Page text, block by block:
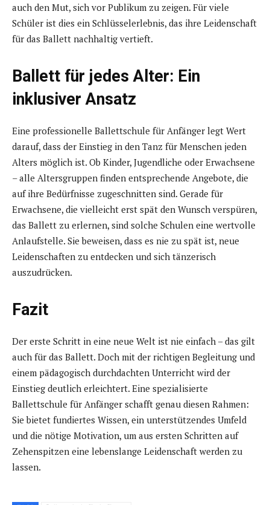
auch den Mut, sich vor Publikum zu zeigen. Für viele
Schüler ist dies ein Schlüsselerlebnis, das ihre Leidenschaft
für das Ballett nachhaltig vertieft.
Ballett für jedes Alter: Ein
inklusiver Ansatz
Eine professionelle Ballettschule für Anfänger legt Wert
darauf, dass der Einstieg in den Tanz für Menschen jeden
Alters möglich ist. Ob Kinder, Jugendliche oder Erwachsene
– alle Altersgruppen finden entsprechende Angebote, die
auf ihre Bedürfnisse zugeschnitten sind. Gerade für
Erwachsene, die vielleicht erst spät den Wunsch verspüren,
das Ballett zu erlernen, sind solche Schulen eine wertvolle
Anlaufstelle. Sie beweisen, dass es nie zu spät ist, neue
Leidenschaften zu entdecken und sich tänzerisch
auszudrücken.
Fazit
Der erste Schritt in eine neue Welt ist nie einfach – das gilt
auch für das Ballett. Doch mit der richtigen Begleitung und
einem pädagogisch durchdachten Unterricht wird der
Einstieg deutlich erleichtert. Eine spezialisierte
Ballettschule für Anfänger schafft genau diesen Rahmen:
Sie bietet fundiertes Wissen, ein unterstützendes Umfeld
und die nötige Motivation, um aus ersten Schritten auf
Zehenspitzen eine lebenslange Leidenschaft werden zu
lassen.